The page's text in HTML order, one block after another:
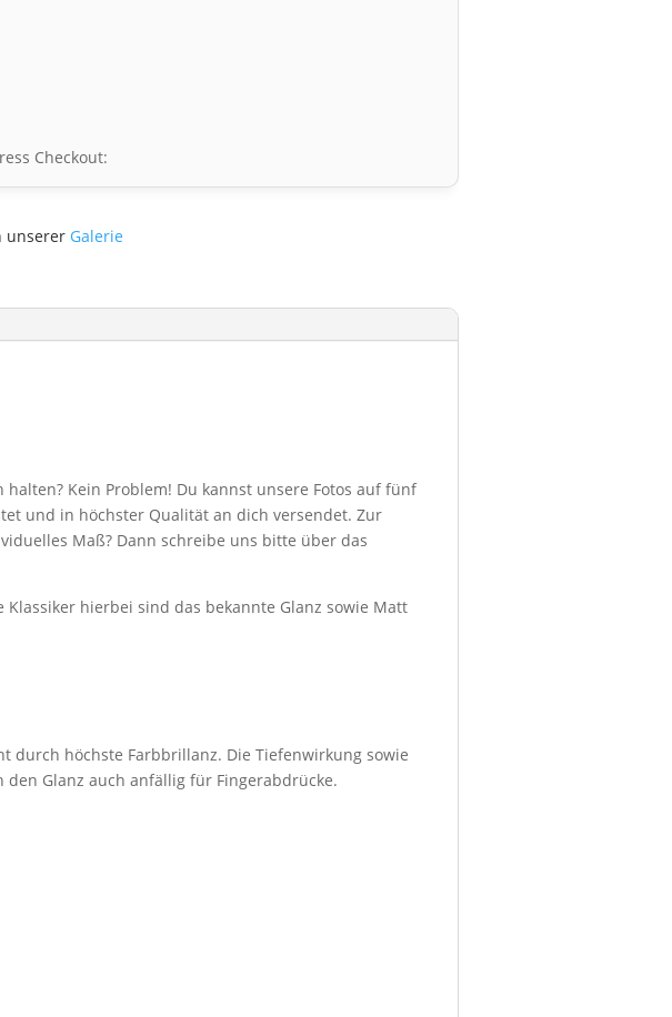
Checkout:
unserer Galerie
Kein Problem! Du kannst unsere Fotos auf fünf
und in höchster Qualität an dich versendet. Zur
Maß? Dann schreibe uns bitte über das
hierbei sind das bekannte Glanz sowie Matt
durch höchste Farbbrillanz. Die Tiefenwirkung sowie
Glanz auch anfällig für Fingerabdrücke.